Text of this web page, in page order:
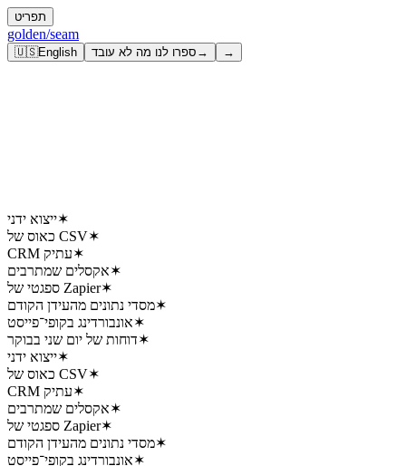
תפריט
golden/seam
🇺🇸English ספרו לנו מה לא עובד → →
ייצוא ידני✶
כאוס של CSV✶
CRM עתיק✶
אקסלים שמתרבים✶
ספגטי של Zapier✶
מסדי נתונים מהעידן הקודם✶
אונבורדינג בקופי־פייסט✶
דוחות של יום שני בבוקר✶
ייצוא ידני✶
כאוס של CSV✶
CRM עתיק✶
אקסלים שמתרבים✶
ספגטי של Zapier✶
מסדי נתונים מהעידן הקודם✶
אונבורדינג בקופי־פייסט✶